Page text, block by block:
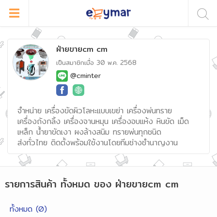
ฝ่ายขายcm cm
เป็นสมาชิกเมื่อ 30 พ.ค. 2568
@cminter
จำหน่าย เครื่องขัดผิวโลหะแบบเขย่า เครื่องพ่นทราย
เครื่องถังกลิ้ง เครื่องจานหมุน เครื่องอบแห้ง หินขัด เม็ด
เหล็ก น้ำยาขัดเงา ผงล้างสนิม ทรายพ่นทุกชนิด
ส่งทั่วไทย ติดตั้งพร้อมใช้งานโดยทีมช่างชำนาญงาน
รายการสินค้า ทั้งหมด ของ ฝ่ายขายcm cm
ทั้งหมด (0)